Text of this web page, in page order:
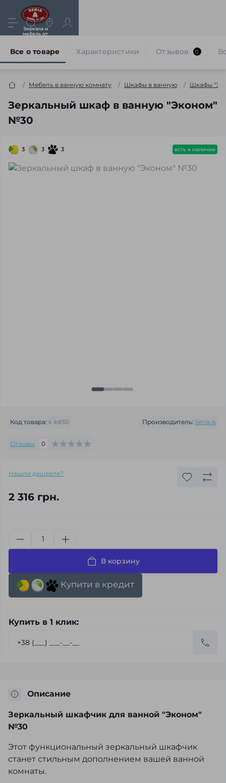
Зеркала и
мебель от
Мебель в ванную комнату Шкафы в ванную Шкафы
Зеркальный шкаф в ванную "Эконом"
№30
Все о товаре Характеристики Отзывов 0
3 3 3 есть в наличии
Код товара: s-k#30 Производитель: Seria A
Отзывы: 0
Нашли дешевле?
2 316 грн.
В корзину
Купити в кредит
Купить в 1 клик:
Описание
Зеркальный шкафчик для ванной "Эконом"
№30
Этот функциональный зеркальный шкафчик
станет стильным дополнением вашей ванной
комнаты.